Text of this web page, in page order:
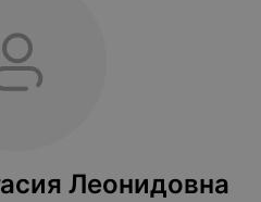
Леонидовна